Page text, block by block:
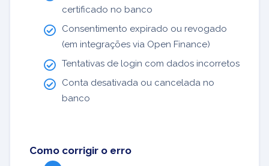
certificado no banco
Consentimento expirado ou revogado
(em integrações via Open Finance)
Tentativas de login com dados incorretos
Conta desativada ou cancelada no
banco
Como corrigir o erro